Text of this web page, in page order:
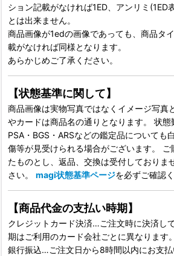
ション記載がなければ1ED、アンリミ(1ED
とは出来ません。
商品画像が1edの画像であっても、商品タ
載がなければ同様となります。
あらかじめご了承ください。
【状態基準に関して】
商品画像は実物写真ではなくイメージ写真
やカードは商品名の通りとなります。 状
PSA・BGS・ARSなどの鑑定品についても
傷等が見受けられる場合がございます。 ご
たものとし、返品、交換は受付しておりま
さい。 magi状態基準ページを必ずご確認
【商品代金の支払い時期】
クレジットカード決済…ご注文時に決済し
期はご利用のカード会社ごとに異なります。
銀行振込…ご注文日から8時間以内にお支